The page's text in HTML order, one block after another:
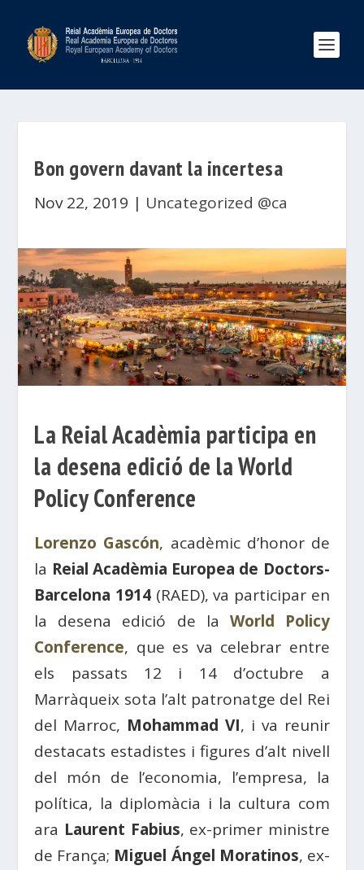
Bon govern davant la incertesa
Nov 22, 2019 | Uncategorized @ca
La Reial Acadèmia participa en
la desena edició de la World
Policy Conference
Lorenzo Gascón, acadèmic d’honor de
la Reial Acadèmia Europea de Doctors-
Barcelona 1914 (RAED), va participar en
la desena edició de la World Policy
Conference, que es va celebrar entre
els passats 12 i 14 d’octubre a
Marràqueix sota l’alt patronatge del Rei
del Marroc, Mohammad VI, i va reunir
destacats estadistes i figures d’alt nivell
del món de l’economia, l’empresa, la
política, la diplomàcia i la cultura com
ara Laurent Fabius, ex-primer ministre
de França; Miguel Ángel Moratinos, ex-